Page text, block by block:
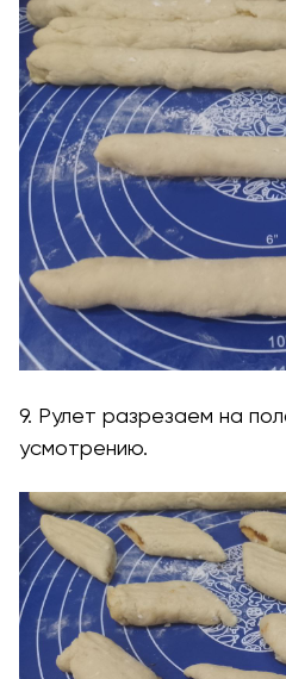
9. Рулет разрезаем на
усмотрению.